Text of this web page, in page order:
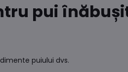
pui
puiului dvs.